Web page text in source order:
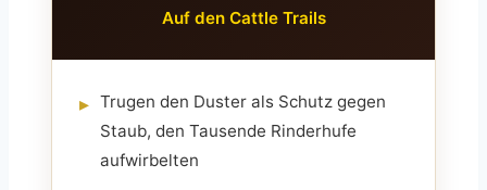
Auf den Cattle Trails
▸ Trugen den Duster als Schutz gegen
Staub, den Tausende Rinderhufe
aufwirbelten